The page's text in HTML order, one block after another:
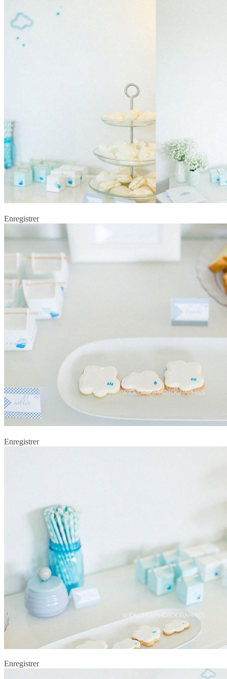
Enregistrer
Enregistrer
Enregistrer